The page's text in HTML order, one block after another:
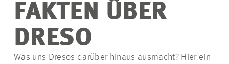
FAKTEN ÜBER
DRESO
Was uns Dresos darüber hinaus ausmacht? Hier ein